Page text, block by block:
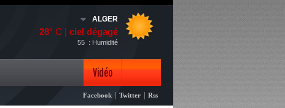
ALGER
28° C | ciel dégagé
: Humidité
55
Vidéo
Photo
Facebook Twitter Rss